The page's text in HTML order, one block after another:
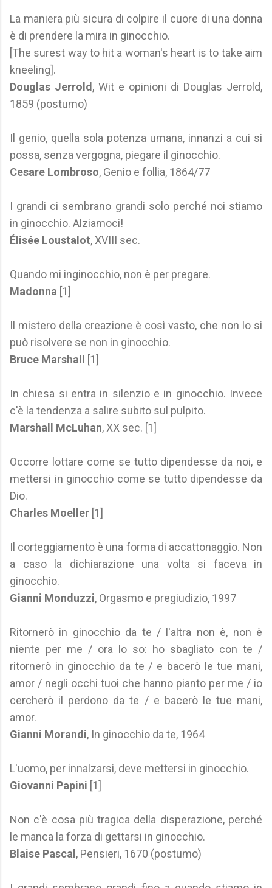
La maniera più sicura di colpire il cuore di una donna
è di prendere la mira in ginocchio.
[The surest way to hit a woman's heart is to take aim
kneeling].
Douglas Jerrold , Wit e opinioni di Douglas Jerrold,
1859 (postumo)
Il genio, quella sola potenza umana, innanzi a cui si
possa, senza vergogna, piegare il ginocchio.
Cesare Lombroso, Genio e follia, 1864/77
I grandi ci sembrano grandi solo perché noi stiamo
in ginocchio. Alziamoci!
Élisée Loustalot, XVIII sec.
Quando mi inginocchio, non è per pregare.
Madonna [1]
Il mistero della creazione è così vasto, che non lo si
può risolvere se non in ginocchio.
Bruce Marshall
[1]
In chiesa si entra in silenzio e in ginocchio. Invece
c'è la tendenza a salire subito sul pulpito.
Marshall McLuhan, XX sec. [1]
Occorre lottare come se tutto dipendesse da noi, e
mettersi in ginocchio come se tutto dipendesse da
Dio.
Charles Moeller [1]
Il corteggiamento è una forma di accattonaggio. Non
a caso la dichiarazione una volta si faceva in
ginocchio.
Gianni Monduzzi, Orgasmo e pregiudizio, 1997
Ritornerò in ginocchio da te / l'altra non è, non è
niente per me / ora lo so: ho sbagliato con te /
ritornerò in ginocchio da te / e bacerò le tue mani,
amor / negli occhi tuoi che hanno pianto per me / io
cercherò il perdono da te / e bacerò le tue mani,
amor.
Gianni Morandi, In ginocchio da te, 1964
L'uomo, per innalzarsi, deve mettersi in ginocchio.
Giovanni Papini [1]
Non c'è cosa più tragica della disperazione, perché
le manca la forza di gettarsi in ginocchio.
Blaise Pascal , Pensieri, 1670 (postumo)